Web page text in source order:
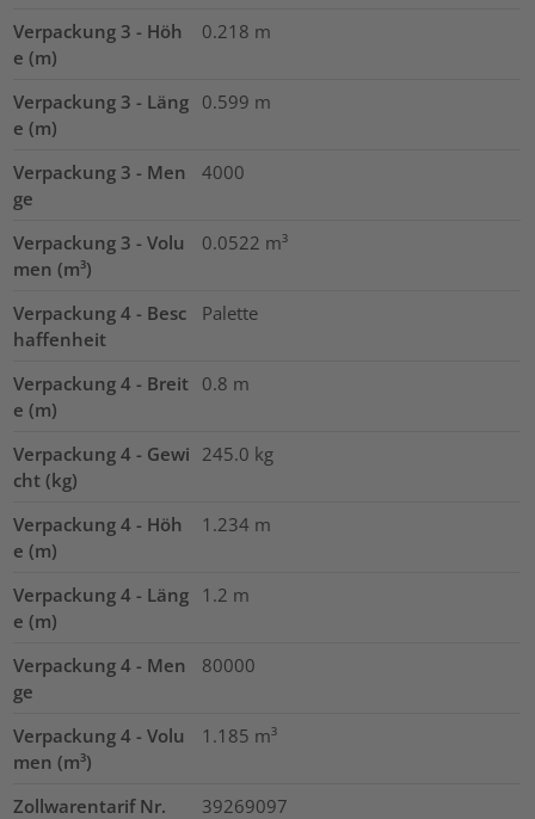
Verpackung 3 - Höh
e (m)
0.218 m
Verpackung 3 - Läng
e (m)
0.599 m
Verpackung 3 - Men
ge
4000
Verpackung 3 - Volu
men (m³)
0.0522 m³
Verpackung 4 - Besc
haffenheit
Palette
Verpackung 4 - Breit
e (m)
0.8 m
Verpackung 4 - Gewi
cht (kg)
245.0 kg
Verpackung 4 - Höh
e (m)
1.234 m
Verpackung 4 - Läng
e (m)
1.2 m
Verpackung 4 - Men
ge
80000
Verpackung 4 - Volu
men (m³)
1.185 m³
Zollwarentarif Nr. 39269097